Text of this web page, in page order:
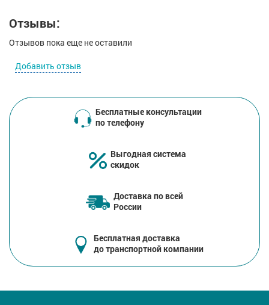
Отзывы:
Отзывов пока еще не оставили
Добавить отзыв
Бесплатные консультации
по телефону
Выгодная система
скидок
Доставка по всей
России
Бесплатная доставка
до транспортной компании